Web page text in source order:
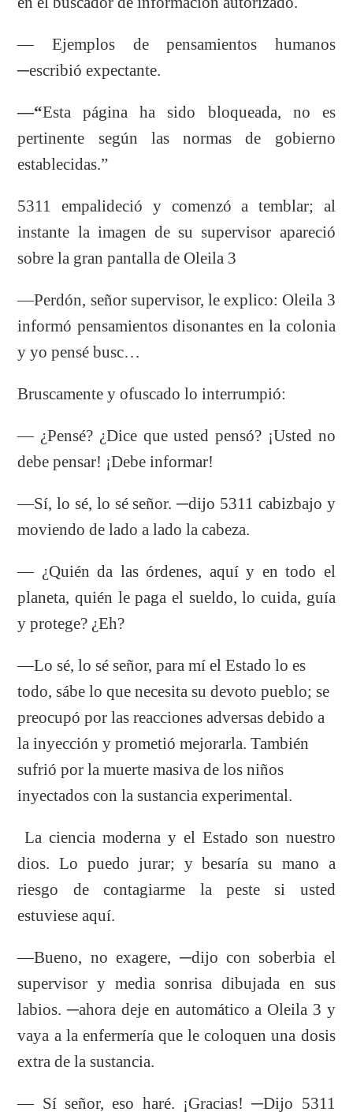
— Ejemplos de pensamientos humanos
─escribió expectante.
—“Esta página ha sido bloqueada, no es
pertinente según las normas de gobierno
establecidas.”
5311 empalideció y comenzó a temblar; al
instante la imagen de su supervisor apareció
sobre la gran pantalla de Oleila 3
—Perdón, señor supervisor, le explico: Oleila 3
informó pensamientos disonantes en la colonia
y yo pensé busc…
Bruscamente y ofuscado lo interrumpió:
— ¿Pensé? ¿Dice que usted pensó? ¡Usted no
debe pensar! ¡Debe informar!
—Sí, lo sé, lo sé señor. ─dijo 5311 cabizbajo y
moviendo de lado a lado la cabeza.
— ¿Quién da las órdenes, aquí y en todo el
planeta, quién le paga el sueldo, lo cuida, guía
y protege? ¿Eh?
—Lo sé, lo sé señor, para mí el Estado lo es
todo, sábe lo que necesita su devoto pueblo; se
preocupó por las reacciones adversas debido a
la inyección y prometió mejorarla. También
sufrió por la muerte masiva de los niños
inyectados con la sustancia experimental.
La ciencia moderna y el Estado son nuestro
dios. Lo puedo jurar; y besaría su mano a
riesgo de contagiarme la peste si usted
estuviese aquí.
—Bueno, no exagere, ─dijo con soberbia el
supervisor y media sonrisa dibujada en sus
labios. ─ahora deje en automático a Oleila 3 y
vaya a la enfermería que le coloquen una dosis
extra de la sustancia.
— Sí señor, eso haré. ¡Gracias! ─Dijo 5311